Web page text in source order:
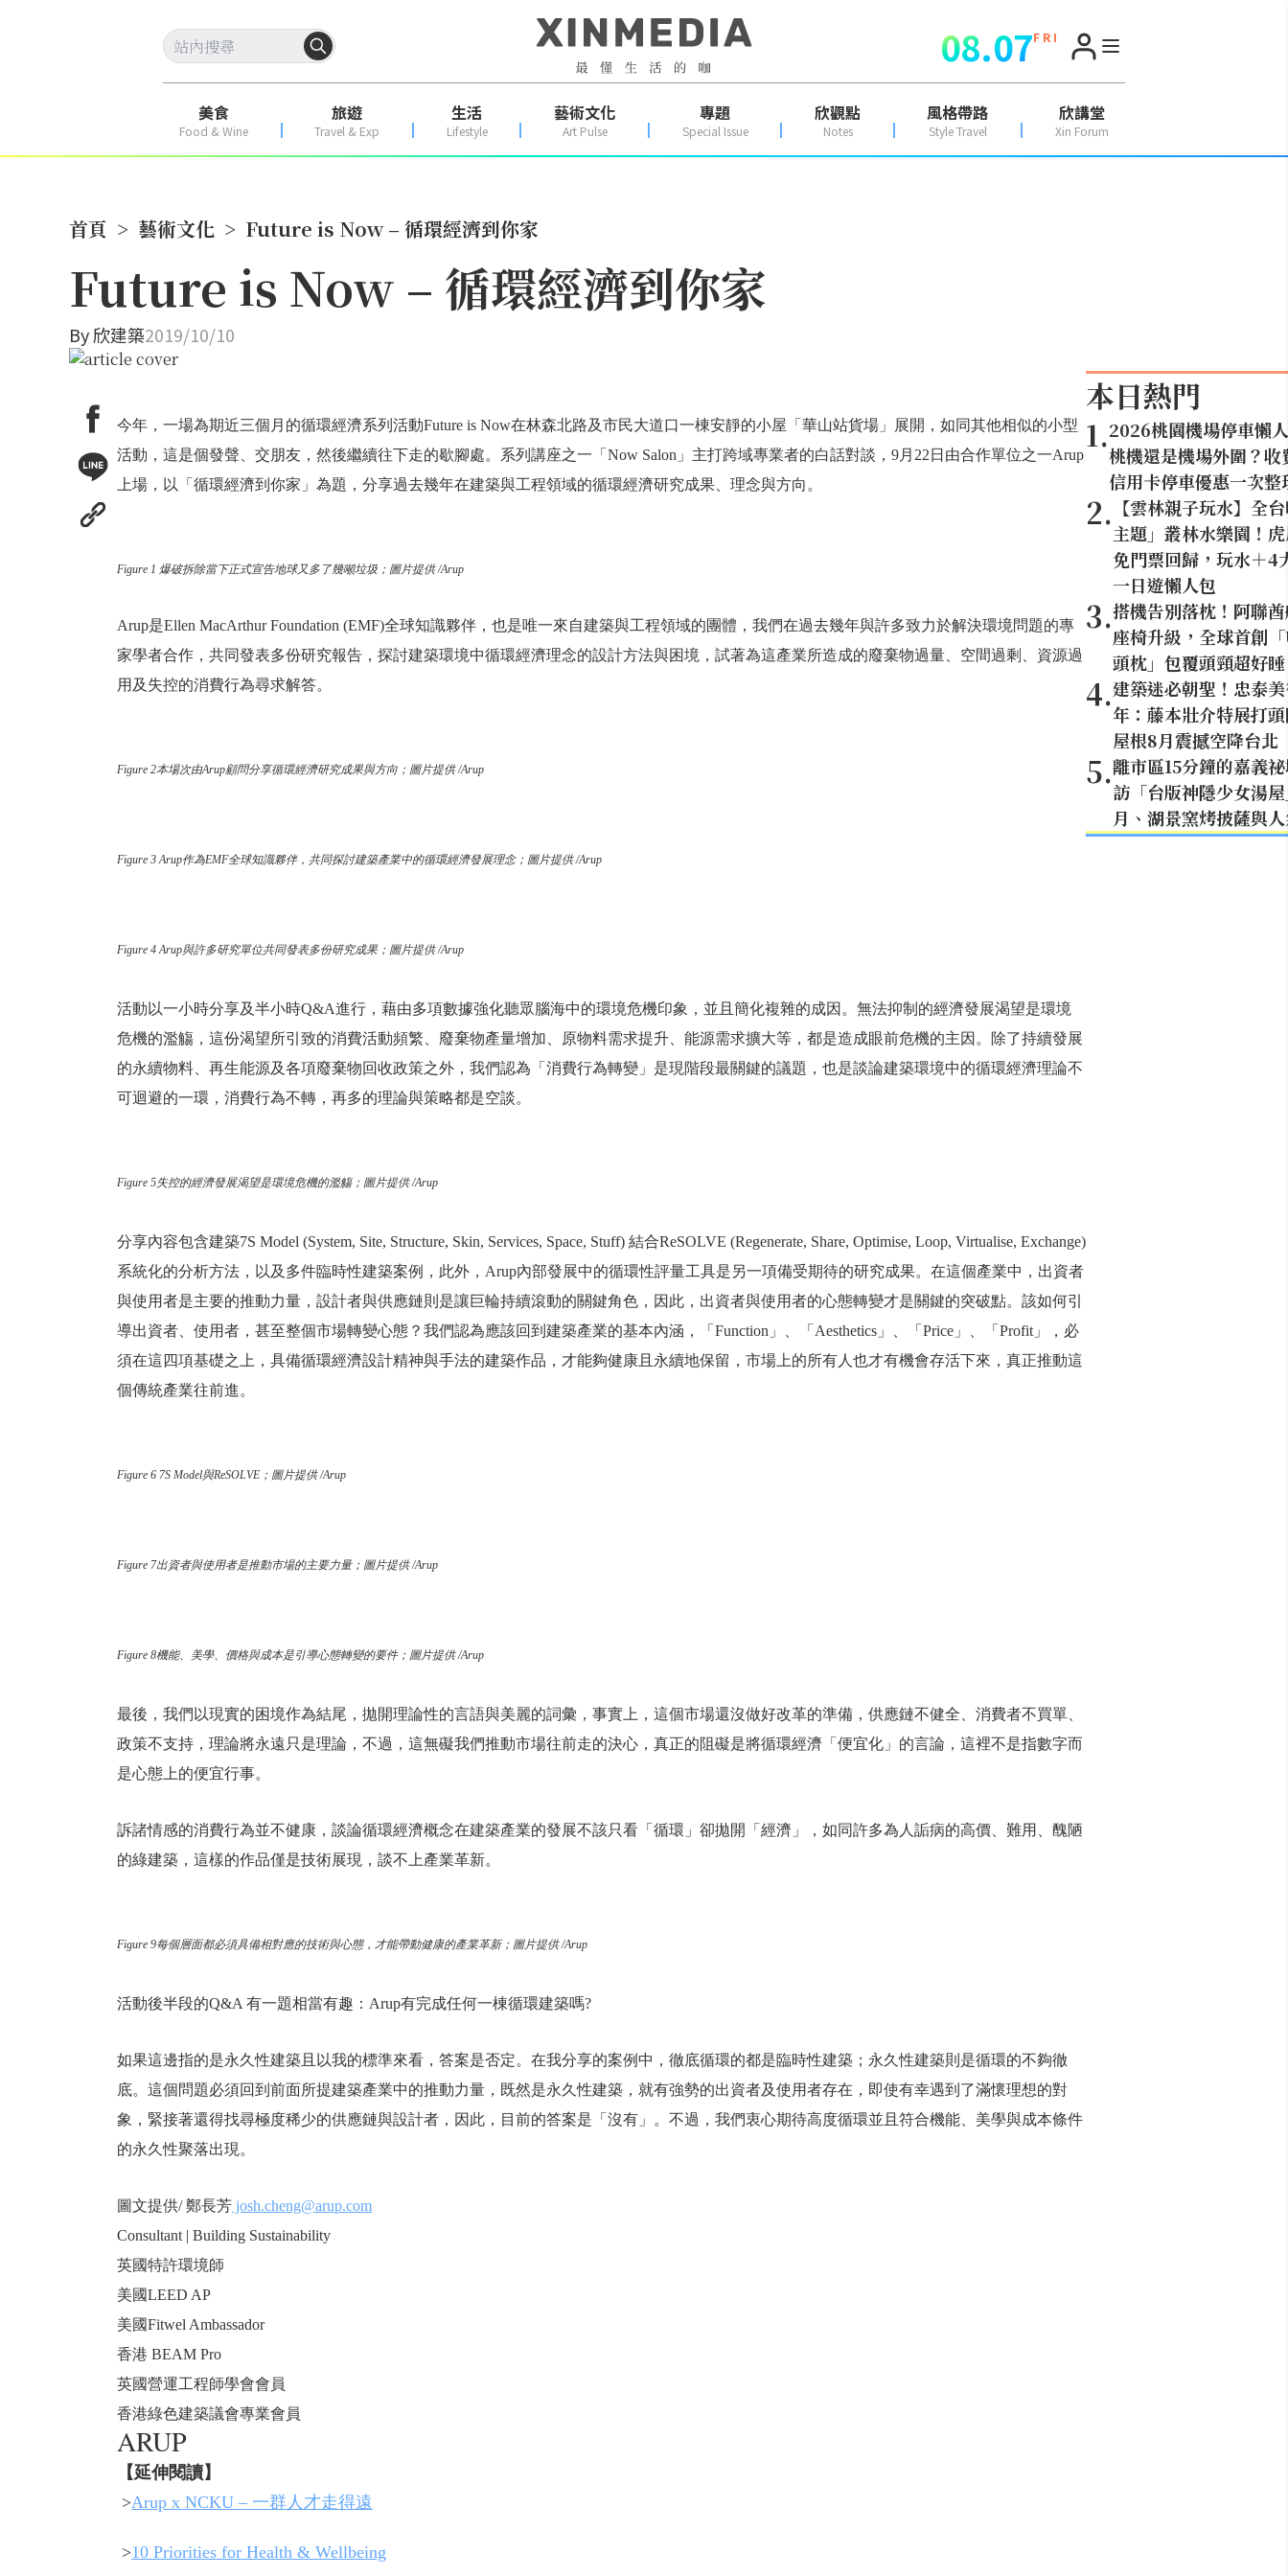
08.07F R I
美食
Food & Wine
旅遊
Travel & Exp
生活
Lifestyle
藝術文化
Art Pulse
專題
Special Issue
欣觀點
Notes
風格帶路
Style Travel
欣講堂
Xin Forum
首頁 > 藝術文化 > Future is Now – 循環經濟到你家
Future is Now – 循環經濟到你家
By欣建築2019/10/10
今年，一場為期近三個月的循環經濟系列活動Future is Now在林森北路及市民大道口一棟安靜的小屋「華山站貨場」展開，如同其他相似的小型
活動，這是個發聲、交朋友，然後繼續往下走的歇腳處。系列講座之一「Now Salon」主打跨域專業者的白話對談，9月22日由合作單位之一Arup
上場，以「循環經濟到你家」為題，分享過去幾年在建築與工程領域的循環經濟研究成果、理念與方向。
Figure 1 爆破拆除當下正式宣告地球又多了幾噸垃圾；圖片提供 /Arup
Arup是Ellen MacArthur Foundation (EMF)全球知識夥伴，也是唯一來自建築與工程領域的團體，我們在過去幾年與許多致力於解決環境問題的專
家學者合作，共同發表多份研究報告，探討建築環境中循環經濟理念的設計方法與困境，試著為這產業所造成的廢棄物過量、空間過剩、資源過
用及失控的消費行為尋求解答。
Figure 2本場次由Arup顧問分享循環經濟研究成果與方向；圖片提供 /Arup
Figure 3 Arup作為EMF全球知識夥伴，共同探討建築產業中的循環經濟發展理念；圖片提供 /Arup
Figure 4 Arup與許多研究單位共同發表多份研究成果；圖片提供 /Arup
活動以一小時分享及半小時Q&A進行，藉由多項數據強化聽眾腦海中的環境危機印象，並且簡化複雜的成因。無法抑制的經濟發展渴望是環境
危機的濫觴，這份渴望所引致的消費活動頻繁、廢棄物產量增加、原物料需求提升、能源需求擴大等，都是造成眼前危機的主因。除了持續發展
的永續物料、再生能源及各項廢棄物回收政策之外，我們認為「消費行為轉變」是現階段最關鍵的議題，也是談論建築環境中的循環經濟理論不
可迴避的一環，消費行為不轉，再多的理論與策略都是空談。
Figure 5失控的經濟發展渴望是環境危機的濫觴；圖片提供 /Arup
分享內容包含建築7S Model (System, Site, Structure, Skin, Services, Space, Stuff) 結合ReSOLVE (Regenerate, Share, Optimise, Loop, Virtualise, Exchange)
系統化的分析方法，以及多件臨時性建築案例，此外，Arup內部發展中的循環性評量工具是另一項備受期待的研究成果。在這個產業中，出資者
與使用者是主要的推動力量，設計者與供應鏈則是讓巨輪持續滾動的關鍵角色，因此，出資者與使用者的心態轉變才是關鍵的突破點。該如何引
導出資者、使用者，甚至整個市場轉變心態？我們認為應該回到建築產業的基本內涵，「Function」、「Aesthetics」、「Price」、「Profit」，必
須在這四項基礎之上，具備循環經濟設計精神與手法的建築作品，才能夠健康且永續地保留，市場上的所有人也才有機會存活下來，真正推動這
個傳統產業往前進。
Figure 6 7S Model與ReSOLVE；圖片提供 /Arup
Figure 7出資者與使用者是推動市場的主要力量；圖片提供 /Arup
Figure 8機能、美學、價格與成本是引導心態轉變的要件；圖片提供 /Arup
最後，我們以現實的困境作為結尾，拋開理論性的言語與美麗的詞彙，事實上，這個市場還沒做好改革的準備，供應鏈不健全、消費者不買單、
政策不支持，理論將永遠只是理論，不過，這無礙我們推動市場往前走的決心，真正的阻礙是將循環經濟「便宜化」的言論，這裡不是指數字而
是心態上的便宜行事。
訴諸情感的消費行為並不健康，談論循環經濟概念在建築產業的發展不該只看「循環」卻拋開「經濟」，如同許多為人詬病的高價、難用、醜陋
的綠建築，這樣的作品僅是技術展現，談不上產業革新。
Figure 9每個層面都必須具備相對應的技術與心態，才能帶動健康的產業革新；圖片提供 /Arup
活動後半段的Q&A 有一題相當有趣：Arup有完成任何一棟循環建築嗎?
如果這邊指的是永久性建築且以我的標準來看，答案是否定。在我分享的案例中，徹底循環的都是臨時性建築；永久性建築則是循環的不夠徹
底。這個問題必須回到前面所提建築產業中的推動力量，既然是永久性建築，就有強勢的出資者及使用者存在，即使有幸遇到了滿懷理想的對
象，緊接著還得找尋極度稀少的供應鏈與設計者，因此，目前的答案是「沒有」。不過，我們衷心期待高度循環並且符合機能、美學與成本條件
的永久性聚落出現。
圖文提供/ 鄭長芳 josh.cheng@arup.com
Consultant | Building Sustainability
英國特許環境師
美國LEED AP
美國Fitwel Ambassador
香港 BEAM Pro
英國營運工程師學會會員
香港綠色建築議會專業會員
ARUP
【延伸閱讀】
>Arup x NCKU – 一群人才走得遠
>10 Priorities for Health & Wellbeing
本日熱門
1.2026桃園機場停車懶
桃機還是機場外圍？收
信用卡停車優惠一次整
2. 【雲林親子玩水】全
主題」叢林水樂園！
免門票回歸，玩水＋4
一日遊懶人包
3.搭機告別落枕！阿聯
座椅升級，全球首創
頭枕」包覆頭頸超好睡
4.建築迷必朝聖！忠泰
年：藤本壯介特展打
屋根8月震撼空降台北
5.離市區15分鐘的嘉義
訪「台版神隱少女湯
月、湖景窯烤披薩與